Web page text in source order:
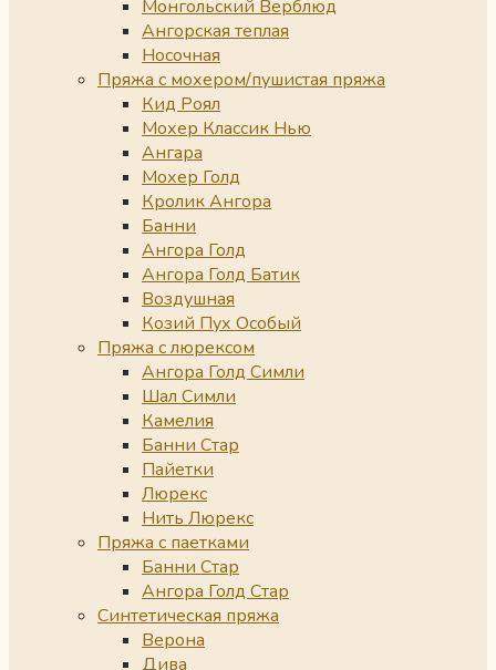
Монгольский Верблюд
Ангорская теплая
Носочная
Пряжа с мохером/пушистая пряжа
Кид Роял
Мохер Классик Нью
Ангара
Мохер Голд
Кролик Ангора
Банни
Ангора Голд
Ангора Голд Батик
Воздушная
Козий Пух Особый
Пряжа с люрексом
Ангора Голд Симли
Шал Симли
Камелия
Банни Стар
Пайетки
Люрекс
Нить Люрекс
Пряжа с паетками
Банни Стар
Ангора Голд Стар
Синтетическая пряжа
Верона
Дива